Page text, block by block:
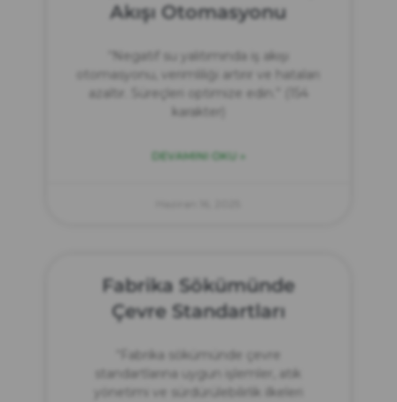
Akışı Otomasyonu
“Negatif su yalıtımında iş akışı
otomasyonu, verimliliği artırır ve hataları
azaltır. Süreçleri optimize edin.” (154
karakter)
DEVAMINI OKU »
Fabrika Sökümünde
Çevre Standartları
“Fabrika sökümünde çevre
standartlarına uygun işlemler, atık
yönetimi ve sürdürülebilirlik ilkeleri